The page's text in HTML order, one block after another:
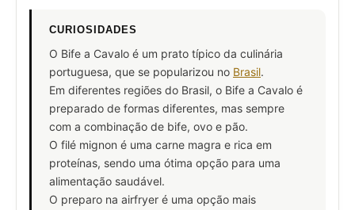
CURIOSIDADES
O Bife a Cavalo é um prato típico da culinária
portuguesa, que se popularizou no Brasil.
Em diferentes regiões do Brasil, o Bife a Cavalo é
preparado de formas diferentes, mas sempre
com a combinação de bife, ovo e pão.
O filé mignon é uma carne magra e rica em
proteínas, sendo uma ótima opção para uma
alimentação saudável.
O preparo na airfryer é uma opção mais